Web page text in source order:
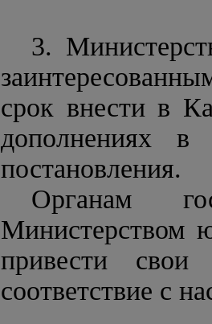
3.
срок внести в
дополнениях в
постановления.
Органам
Министерством
привести свои
соответствие с